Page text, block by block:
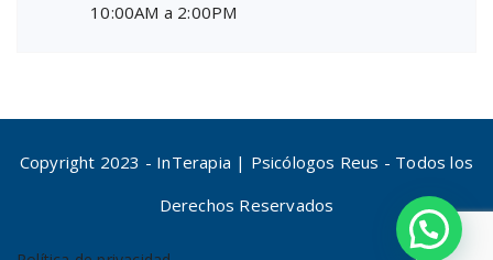
10:00AM a 2:00PM
Copyright 2023 - InTerapia | Psicólogos Reus - Todos los
Derechos Reservados